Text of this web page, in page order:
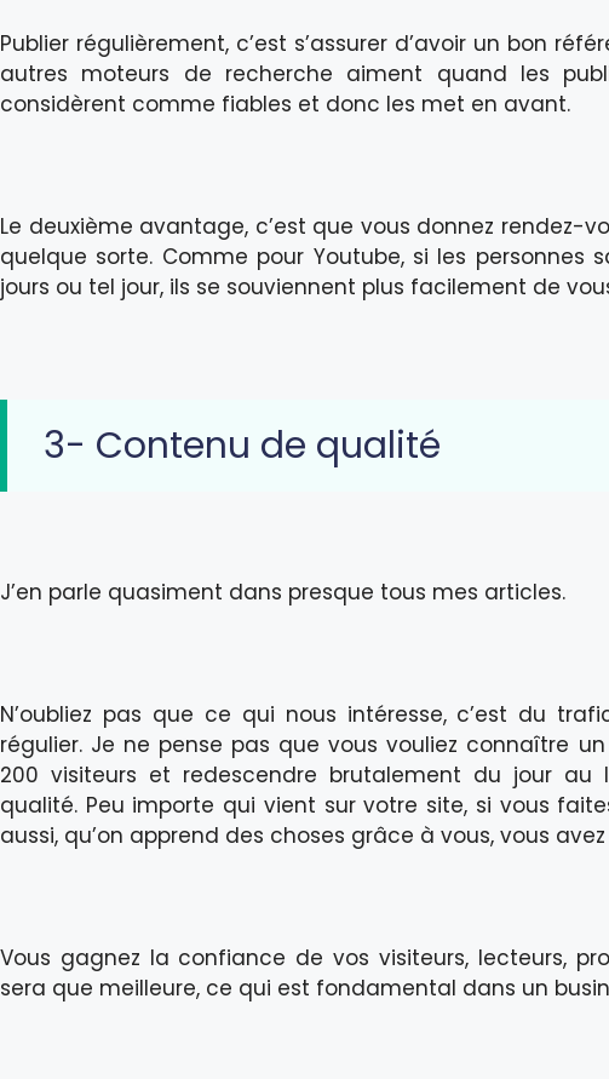
Publier régulièrement, c’est s’assurer d’avoir un bon
autres moteurs de recherche aiment quand les
considèrent comme fiables et donc les met en avant.
Le deuxième avantage, c’est que vous donnez rendez-
quelque sorte. Comme pour Youtube, si les personnes
jours ou tel jour, ils se souviennent plus facilement de
3- Contenu de qualité
J’en parle quasiment dans presque tous mes articles.
N’oubliez pas que ce qui nous intéresse, c’est du
régulier. Je ne pense pas que vous vouliez connaître
200 visiteurs et redescendre brutalement du jour au
qualité. Peu importe qui vient sur votre site, si vous
aussi, qu’on apprend des choses grâce à vous, vous
Vous gagnez la confiance de vos visiteurs, lecteurs,
sera que meilleure, ce qui est fondamental dans un